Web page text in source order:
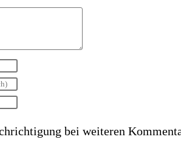
bei weiteren